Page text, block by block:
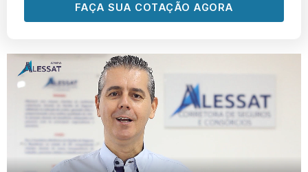
FAÇA SUA COTAÇÃO AGORA